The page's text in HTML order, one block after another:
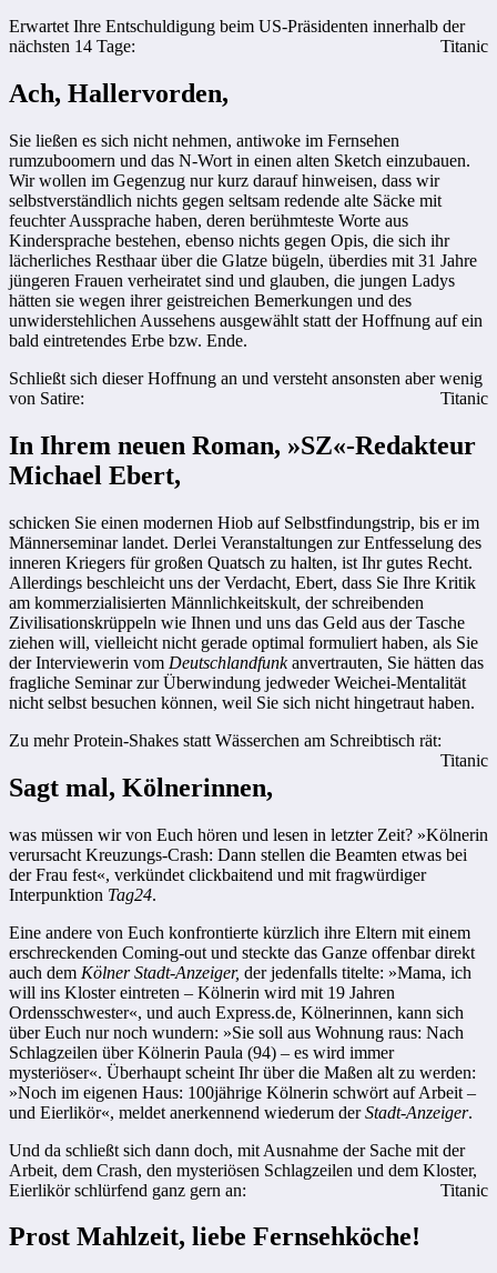
Erwartet Ihre Entschuldigung beim US-Präsidenten innerhalb der
nächsten 14 Tage:
Titanic
Ach, Hallervorden,
Sie ließen es sich nicht nehmen, antiwoke im Fernsehen
rumzuboomern und das N-Wort in einen alten Sketch einzubauen.
Wir wollen im Gegenzug nur kurz darauf hinweisen, dass wir
selbstverständlich nichts gegen seltsam redende alte Säcke mit
feuchter Aussprache haben, deren berühmteste Worte aus
Kindersprache bestehen, ebenso nichts gegen Opis, die sich ihr
lächerliches Resthaar über die Glatze bügeln, überdies mit 31 Jahre
jüngeren Frauen verheiratet sind und glauben, die jungen Ladys
hätten sie wegen ihrer geistreichen Bemerkungen und des
unwiderstehlichen Aussehens ausgewählt statt der Hoffnung auf ein
bald eintretendes Erbe bzw. Ende.
Schließt sich dieser Hoffnung an und versteht ansonsten aber wenig
von Satire:
Titanic
In Ihrem neuen Roman, »SZ«-Redakteur
Michael Ebert,
schicken Sie einen modernen Hiob auf Selbstfindungstrip, bis er im
Männerseminar landet. Derlei Veranstaltungen zur Entfesselung des
inneren Kriegers für großen Quatsch zu halten, ist Ihr gutes Recht.
Allerdings beschleicht uns der Verdacht, Ebert, dass Sie Ihre Kritik
am kommerzialisierten Männlichkeitskult, der schreibenden
Zivilisationskrüppeln wie Ihnen und uns das Geld aus der Tasche
ziehen will, vielleicht nicht gerade optimal formuliert haben, als Sie
der Interviewerin vom Deutschlandfunkanvertrauten, Sie hätten das
fragliche Seminar zur Überwindung jedweder Weichei-Mentalität
nicht selbst besuchen können, weil Sie sich nicht hingetraut haben.
Zu mehr Protein-Shakes statt Wässerchen am Schreibtisch rät:
Titanic
Sagt mal, Kölnerinnen,
was müssen wir von Euch hören und lesen in letzter Zeit? »Kölnerin
verursacht Kreuzungs-Crash: Dann stellen die Beamten etwas bei
der Frau fest«, verkündet clickbaitend und mit fragwürdiger
Interpunktion Tag24.
Eine andere von Euch konfrontierte kürzlich ihre Eltern mit einem
erschreckenden Coming-out und steckte das Ganze offenbar direkt
auch dem Kölner Stadt-Anzeiger, der jedenfalls titelte: »Mama, ich
will ins Kloster eintreten – Kölnerin wird mit 19 Jahren
Ordensschwester«, und auch Express.de, Kölnerinnen, kann sich
über Euch nur noch wundern: »Sie soll aus Wohnung raus: Nach
Schlagzeilen über Kölnerin Paula (94) – es wird immer
mysteriöser«. Überhaupt scheint Ihr über die Maßen alt zu werden:
»Noch im eigenen Haus: 100jährige Kölnerin schwört auf Arbeit –
und Eierlikör«, meldet anerkennend wiederum derStadt-Anzeiger.
Und da schließt sich dann doch, mit Ausnahme der Sache mit der
Arbeit, dem Crash, den mysteriösen Schlagzeilen und dem Kloster,
Eierlikör schlürfend ganz gern an:
Titanic
Prost Mahlzeit, liebe Fernsehköche!